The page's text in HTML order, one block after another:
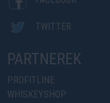
TWITTER
PARTNEREK
PROFITLINE
WHISKEYSHOP